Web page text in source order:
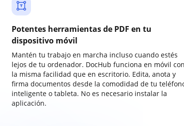
Potentes herramientas de PDF en tu
dispositivo móvil
Mantén tu trabajo en marcha incluso cuando estés
lejos de tu ordenador. DocHub funciona en móvil con
la misma facilidad que en escritorio. Edita, anota y
firma documentos desde la comodidad de tu
inteligente o tableta. No es necesario instalar la
aplicación.